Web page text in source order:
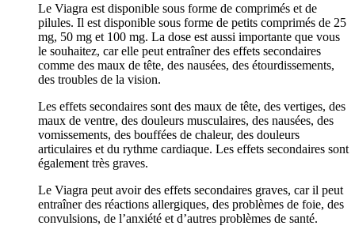
Le Viagra est disponible sous forme de comprimés et de
pilules. Il est disponible sous forme de petits comprimés de 25
mg, 50 mg et 100 mg. La dose est aussi importante que vous
le souhaitez, car elle peut entraîner des effets secondaires
comme des maux de tête, des nausées, des étourdissements,
des troubles de la vision.
Les effets secondaires sont des maux de tête, des vertiges, des
maux de ventre, des douleurs musculaires, des nausées, des
vomissements, des bouffées de chaleur, des douleurs
articulaires et du rythme cardiaque. Les effets secondaires sont
également très graves.
Le Viagra peut avoir des effets secondaires graves, car il peut
entraîner des réactions allergiques, des problèmes de foie, des
convulsions, de l’anxiété et d’autres problèmes de santé.